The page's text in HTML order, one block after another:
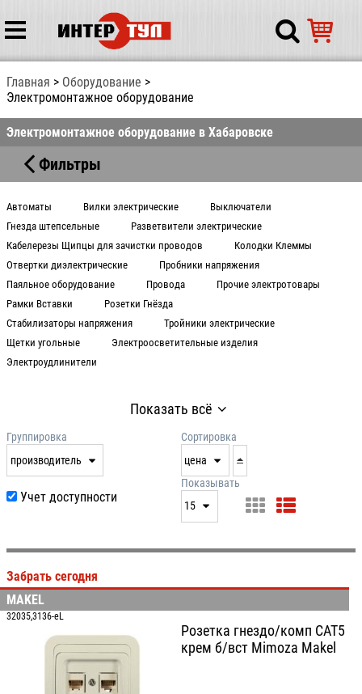
Главная
Оборудование
Электромонтажное оборудование
Электромонтажное оборудование в Хабаровске
Фильтры
Автоматы Вилки электрические
Выключатели
Гнезда штепсельные
Разветвители электрические
Кабелерезы Щипцы для зачистки проводов
Колодки Клеммы
Отвертки диэлектрические
Пробники напряжения
Паяльное оборудование
Провода
Прочие электротовары
Рамки Вставки
Розетки Гнёзда
Стабилизаторы напряжения
Тройники электрические
Щетки угольные
Электроосветительные изделия
Электроудлинители
Показать всё
Группировка
производитель
производитель
Сортировка
цена
дата
выдачи
цена
артикул
Учет доступности
Показывать
15
25
Забрать сегодня
MAKEL
32035,3136-eL
Розетка гнездо/комп CAT5
крем б/вст Mimoza Makel